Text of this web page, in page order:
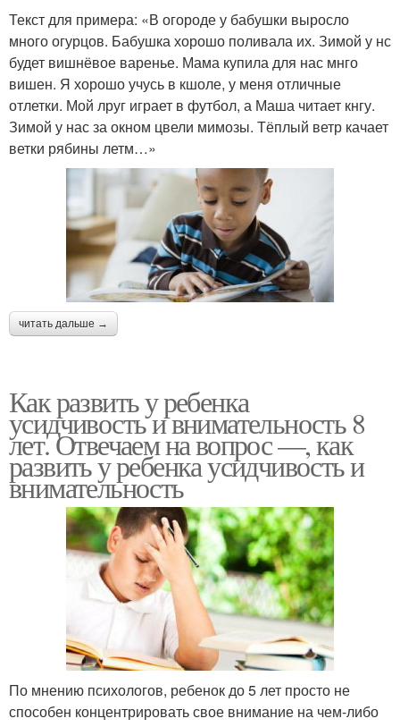
Текст для примера: «В огороде у бабушки выросло
много огурцов. Бабушка хорошо поливала их. Зимой у нс
будет вишнёвое варенье. Мама купила для нас мнго
вишен. Я хорошо учусь в кшоле, у меня отличные
отлетки. Мой лруг играет в футбол, а Маша читает кнгу.
Зимой у нас за окном цвели мимозы. Тёплый ветр качает
ветки рябины летм…»
читать дальше →
Как развить у ребенка
усидчивость и внимательность 8
лет. Отвечаем на вопрос —, как
развить у ребенка усидчивость и
внимательность
По мнению психологов, ребенок до 5 лет просто не
способен концентрировать свое внимание на чем-либо